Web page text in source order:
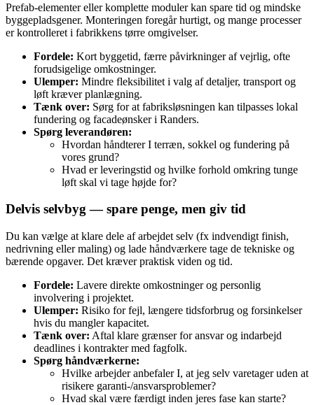
Prefab-elementer eller komplette moduler kan spare tid og mindske
byggepladsgener. Monteringen foregår hurtigt, og mange processer
er kontrolleret i fabrikkens tørre omgivelser.
Fordele: Kort byggetid, færre påvirkninger af vejrlig, ofte
forudsigelige omkostninger.
Ulemper: Mindre fleksibilitet i valg af detaljer, transport og
løft kræver planlægning.
Tænk over: Sørg for at fabriksløsningen kan tilpasses lokal
fundering og facadeønsker i Randers.
Spørg leverandøren:
Hvordan håndterer I terræn, sokkel og fundering på
vores grund?
Hvad er leveringstid og hvilke forhold omkring tunge
løft skal vi tage højde for?
Delvis selvbyg — spare penge, men giv tid
Du kan vælge at klare dele af arbejdet selv (fx indvendigt finish,
nedrivning eller maling) og lade håndværkere tage de tekniske og
bærende opgaver. Det kræver praktisk viden og tid.
Fordele: Lavere direkte omkostninger og personlig
involvering i projektet.
Ulemper: Risiko for fejl, længere tidsforbrug og forsinkelser
hvis du mangler kapacitet.
Tænk over: Aftal klare grænser for ansvar og indarbejd
deadlines i kontrakter med fagfolk.
Spørg håndværkerne:
Hvilke arbejder anbefaler I, at jeg selv varetager uden at
risikere garanti-/ansvarsproblemer?
Hvad skal være færdigt inden jeres fase kan starte?